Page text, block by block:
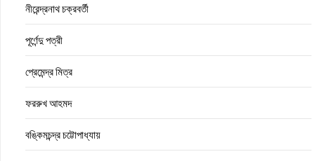
নীরেন্দ্রনাথ চক্রবর্তী
পূর্ণেন্দু পত্রী
প্রেমেন্দ্র মিত্র
ফররুখ আহমদ
বঙ্কিমচন্দ্র চট্টোপাধ্যায়